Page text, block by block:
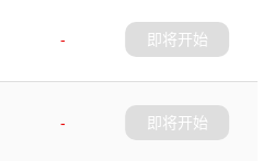
-
即将开始
-
即将开始